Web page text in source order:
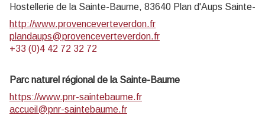
Hostellerie de la Sainte-Baume, 83640 Plan d'Aups Sainte-
http://www.provenceverteverdon.fr
plandaups@provenceverteverdon.fr
+33 (0)4 42 72 32 72
Parc naturel régional de la Sainte-Baume
https://www.pnr-saintebaume.fr
accueil@pnr-saintebaume.fr